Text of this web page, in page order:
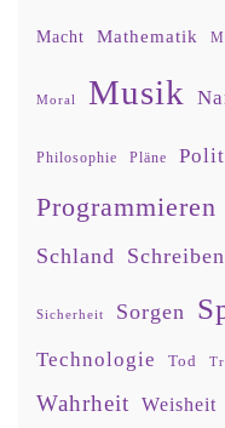
Macht Mathematik
Moral Musik
Philosophie Pläne
Programmieren
Schland Schreiben
Sicherheit Sorgen
Technologie Tod
Wahrheit Weisheit